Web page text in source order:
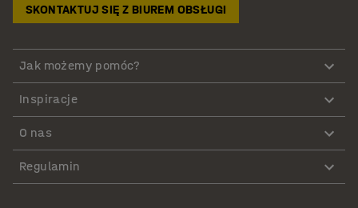
SKONTAKTUJ SIĘ Z BIUREM OBSŁUGI
Jak możemy pomóc?
Inspiracje
O nas
Regulamin